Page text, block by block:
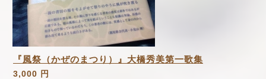
『風祭（かぜのまつり）』大橋秀美第一歌集
3,000 円